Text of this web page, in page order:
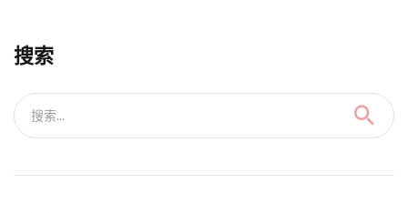
搜索
搜索...